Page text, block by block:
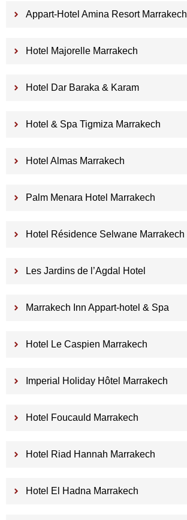
Appart-Hotel Amina Resort Marrakech
Hotel Majorelle Marrakech
Hotel Dar Baraka & Karam
Hotel & Spa Tigmiza Marrakech
Hotel Almas Marrakech
Palm Menara Hotel Marrakech
Hotel Résidence Selwane Marrakech
Les Jardins de l’Agdal Hotel
Marrakech Inn Appart-hotel & Spa
Hotel Le Caspien Marrakech
Imperial Holiday Hôtel Marrakech
Hotel Foucauld Marrakech
Hotel Riad Hannah Marrakech
Hotel El Hadna Marrakech